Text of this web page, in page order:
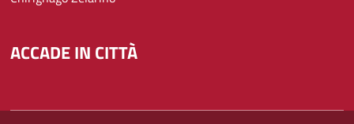
ACCADE IN CITTÀ